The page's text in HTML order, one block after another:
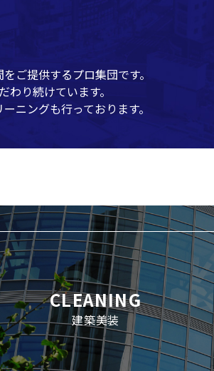
ご提供するプロ集団です。
り続けています。
ニングも行っております。
CLEANING
建築美装